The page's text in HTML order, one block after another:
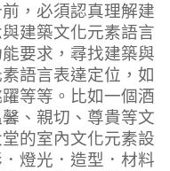
，必須認真理解建
建築文化元素語言
要求，尋找建築與
語言表達定位，如
等等。比如一個酒
、親切、尊貴等文
的室內文化元素設
燈光．造型．材料